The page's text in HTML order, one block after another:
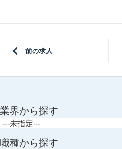
前の求人
業界から探す
職種から探す